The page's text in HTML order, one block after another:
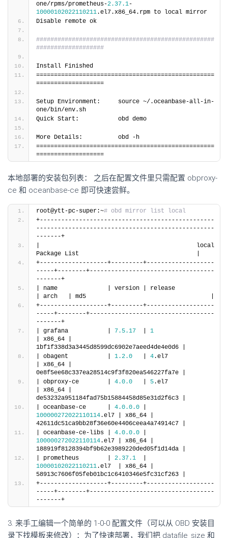
one/rpms/prometheus-2.37.1-
10000102022110211.el7.x86_64.rpm to local mirror
Disable remote ok
##################################################
###################
Install Finished
==================================================
===================
Setup Environment:     source ~/.oceanbase-all-in-
one/bin/env.sh
Quick Start:           obd demo
More Details:          obd -h
==================================================
===================
本地部署的安装包列表： 之后在配置文件里只需配置 obproxy-
ce 和 oceanbase-ce 即可快速尝鲜。
root@ytt-pc-super:~# obd mirror list local
+-------------------------------------------------
--------------------------------------------------
-------+
|                                            local
Package List                                 |
+-------------------+---------+-------------------
-----+--------+-----------------------------------
-------+
| name              | version | release
| arch   | md5                                   |
+-------------------+---------+-------------------
-----+--------+-----------------------------------
-------+
| grafana           | 7.5.17
1
| x86_64 |
1bf1f338d3a3445d8599dc6902e7aeed4de4e0d6 |
| obagent           | 1.2.0 4.el7
| x86_64 |
0e8f5ee68c337ea28514c9f3f820ea546227fa7e |
| obproxy-ce        | 4.0.0 5.el7
| x86_64 |
de53232a951184fad75b15884458d85e31d2f6c3 |
| oceanbase-ce      | 4.0.0.0
100000272022110114.el7 | x86_64 |
42611dc51ca9bb28f36e60e4406ceea4a74914c7 |
| oceanbase-ce-libs | 4.0.0.0
100000272022110114.el7 | x86_64 |
188919f8128394bf9b62e3989220ded05f1d14da |
| prometheus        | 2.37.1
10000102022110211.el7  | x86_64 |
58913c7606f05feb01bc1c6410346e5fc31cf263 |
+-------------------+---------+-------------------
-----+--------+-----------------------------------
-------+
3. 来手工编辑一个简单的 1-0-0 配置文件（可以从 OBD 安装目
录下找模板来修改）：为了快速部署，我们把 datafile_size 和